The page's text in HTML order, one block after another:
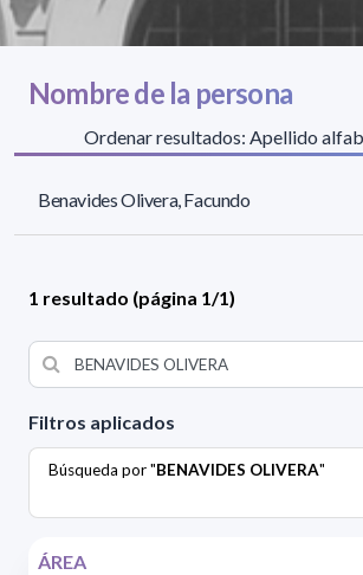
Filtros aplicados
Búsqueda por "BENAVIDES OLIVERA"
ÁREA
Nombre de la persona
Ordenar resultados: Apellido
Benavides Olivera, Facundo
1 resultado (página 1/1)